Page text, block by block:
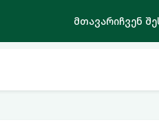
მთავარიჩვენ